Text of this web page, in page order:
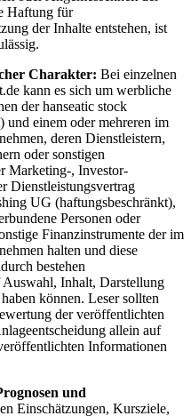
Haftung für
der Inhalte entstehen, ist
Charakter: Bei einzelnen
kann es sich um werbliche
der hanseatic stock
einem oder mehreren im
deren Dienstleistern,
oder sonstigen
Marketing-, Investor-
Dienstleistungsvertrag
UG (haftungsbeschränkt),
Personen oder
Finanzinstrumente der im
halten und diese
bestehen
Inhalt, Darstellung
können. Leser sollten
der veröffentlichten
allein auf
Informationen
und
Einschätzungen, Kursziele,